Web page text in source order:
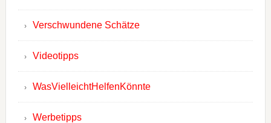
Verschwundene Schätze
Videotipps
WasVielleichtHelfenKönnte
Werbetipps